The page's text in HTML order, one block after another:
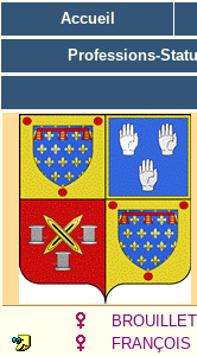
Accueil
Professions-